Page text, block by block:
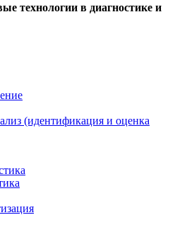
технологии в диагностике и
(идентификация и оценка